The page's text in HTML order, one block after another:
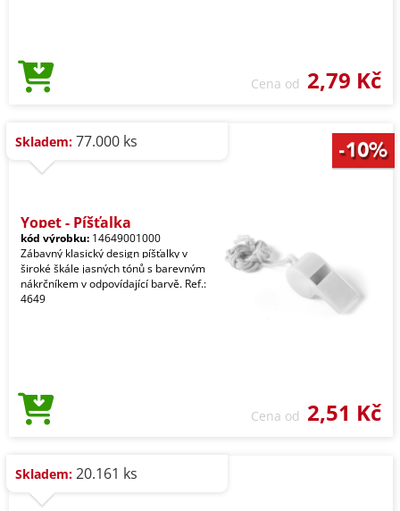
Cena od 2,79 Kč
Skladem: 77.000 ks
Yopet - Píšťalka
kód výrobku: 14649001000
Zábavný klasický design píšťalky v
široké škále jasných tónů s barevným
nákrčníkem v odpovídající barvě. Ref.:
4649
Cena od 2,51 Kč
Skladem: 20.161 ks